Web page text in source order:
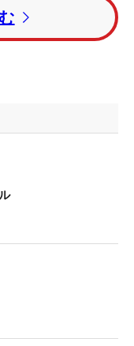
原英莉花ら登場
ック前夜祭が開
でできる幸
指すこと